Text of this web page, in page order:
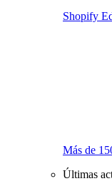
Shopify
Más de
Últimas